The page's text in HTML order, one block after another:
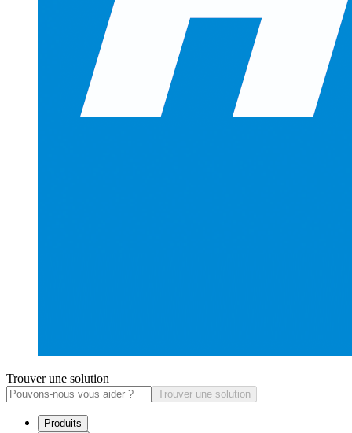
Trouver une solution
Trouver une solution
Produits